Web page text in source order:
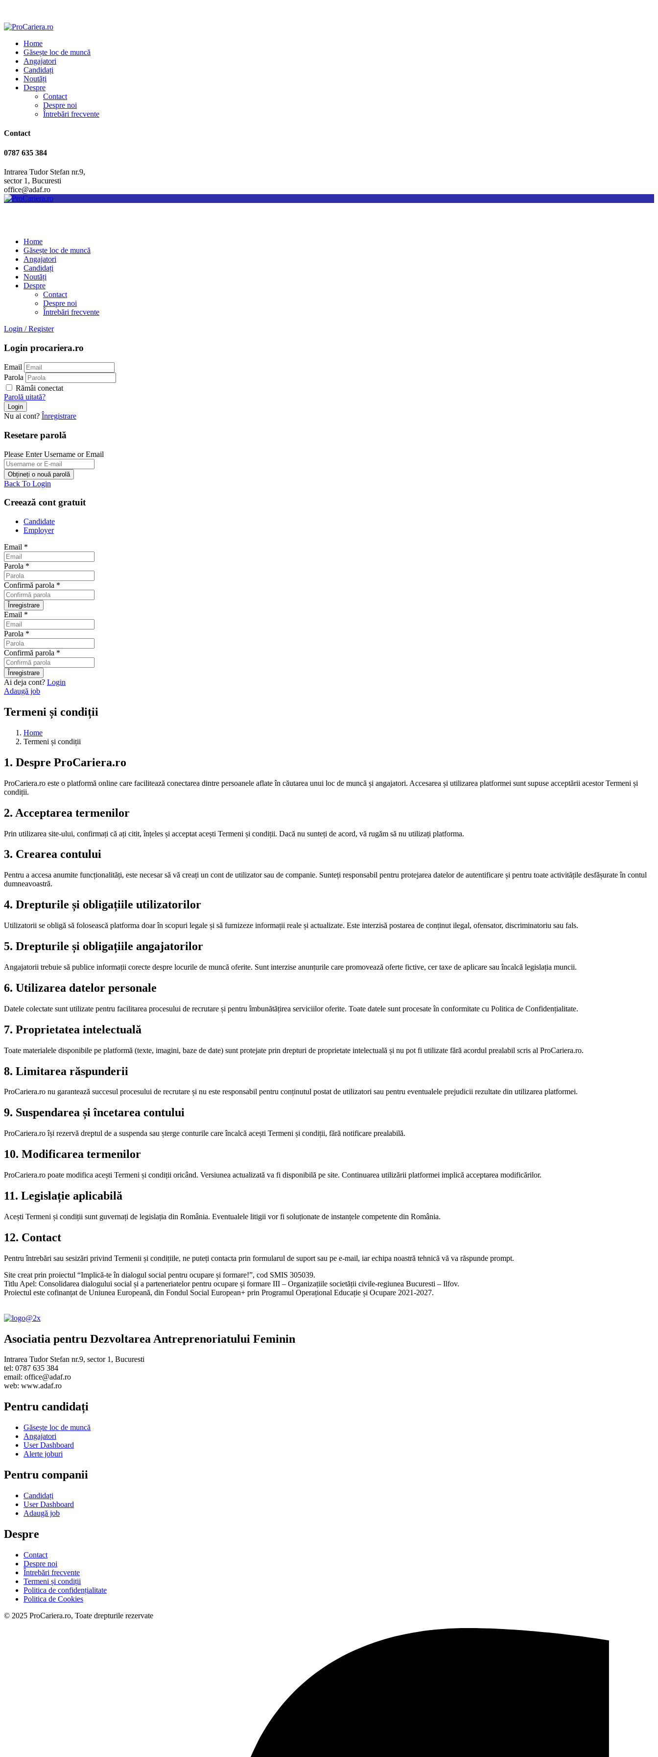
Home
Găsește loc de muncă
Angajatori
Candidați
Noutăți
Despre
Contact
Despre noi
Întrebări frecvente
Contact
0787 635 384
Intrarea Tudor Stefan nr.9,
sector 1, Bucuresti
office@adaf.ro
Home
Găsește loc de muncă
Angajatori
Candidați
Noutăți
Despre
Contact
Despre noi
Întrebări frecvente
Login / Register
Login procariera.ro
Email
Parola
Rămâi conectat
Parolă uitată?
Nu ai cont? Înregistrare
Resetare parolă
Please Enter Username or Email
Back To Login
Creează cont gratuit
Candidate
Employer
Email *
Parola *
Confirmă parola *
Email *
Parola *
Confirmă parola *
Ai deja cont? Login
Adaugă job
Termeni și condiții
Home
Termeni și condiții
1. Despre ProCariera.ro
ProCariera.ro este o platformă online care facilitează conectarea dintre persoanele aflate în căutarea unui loc de muncă și angajatori. Accesarea și utilizarea platformei sunt supuse acceptării acestor Termeni și
condiții.
2. Acceptarea termenilor
Prin utilizarea site-ului, confirmați că ați citit, înțeles și acceptat acești Termeni și condiții. Dacă nu sunteți de acord, vă rugăm să nu utilizați platforma.
3. Crearea contului
Pentru a accesa anumite funcționalități, este necesar să vă creați un cont de utilizator sau de companie. Sunteți responsabil pentru protejarea datelor de autentificare și pentru toate activitățile desfășurate în contul
dumneavoastră.
4. Drepturile și obligațiile utilizatorilor
Utilizatorii se obligă să folosească platforma doar în scopuri legale și să furnizeze informații reale și actualizate. Este interzisă postarea de conținut ilegal, ofensator, discriminatoriu sau fals.
5. Drepturile și obligațiile angajatorilor
Angajatorii trebuie să publice informații corecte despre locurile de muncă oferite. Sunt interzise anunțurile care promovează oferte fictive, cer taxe de aplicare sau încalcă legislația muncii.
6. Utilizarea datelor personale
Datele colectate sunt utilizate pentru facilitarea procesului de recrutare și pentru îmbunătățirea serviciilor oferite. Toate datele sunt procesate în conformitate cu Politica de Confidențialitate.
7. Proprietatea intelectuală
Toate materialele disponibile pe platformă (texte, imagini, baze de date) sunt protejate prin drepturi de proprietate intelectuală și nu pot fi utilizate fără acordul prealabil scris al ProCariera.ro.
8. Limitarea răspunderii
ProCariera.ro nu garantează succesul procesului de recrutare și nu este responsabil pentru conținutul postat de utilizatori sau pentru eventualele prejudicii rezultate din utilizarea platformei.
9. Suspendarea și încetarea contului
ProCariera.ro își rezervă dreptul de a suspenda sau șterge conturile care încalcă acești Termeni și condiții, fără notificare prealabilă.
10. Modificarea termenilor
ProCariera.ro poate modifica acești Termeni și condiții oricând. Versiunea actualizată va fi disponibilă pe site. Continuarea utilizării platformei implică acceptarea modificărilor.
11. Legislație aplicabilă
Acești Termeni și condiții sunt guvernați de legislația din România. Eventualele litigii vor fi soluționate de instanțele competente din România.
12. Contact
Pentru întrebări sau sesizări privind Termenii și condițiile, ne puteți contacta prin formularul de suport sau pe e-mail, iar echipa noastră tehnică vă va răspunde prompt.
Site creat prin proiectul “Implică-te în dialogul social pentru ocupare și formare!”, cod SMIS 305039.
Titlu Apel: Consolidarea dialogului social și a parteneriatelor pentru ocupare și formare III – Organizațiile societății civile-regiunea Bucuresti – Ilfov.
Proiectul este cofinanțat de Uniunea Europeană, din Fondul Social European+ prin Programul Operațional Educație și Ocupare 2021-2027.
Asociatia pentru Dezvoltarea Antreprenoriatului Feminin
Intrarea Tudor Stefan nr.9, sector 1, Bucuresti
tel: 0787 635 384
email: office@adaf.ro
web: www.adaf.ro
Pentru candidați
Găsește loc de muncă
Angajatori
User Dashboard
Alerte joburi
Pentru companii
Candidați
User Dashboard
Adaugă job
Despre
Contact
Despre noi
Întrebări frecvente
Termeni și condiții
Politica de confidențialitate
Politica de Cookies
© 2025 ProCariera.ro, Toate drepturile rezervate